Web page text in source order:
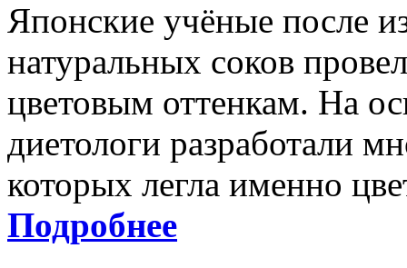
Японские учёные после
натуральных соков
цветовым оттенкам. На
диетологи разработали
которых легла именно
Подробнее